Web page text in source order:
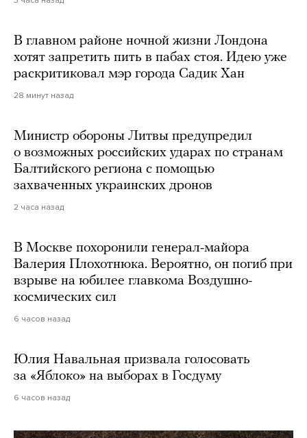
В главном районе ночной жизни Лондона
хотят запретить пить в пабах стоя. Идею уже
раскритиковал мэр города Садик Хан
28 минут назад
Министр обороны Литвы предупредил
о возможных российских ударах по странам
Балтийского региона с помощью
захваченных украинских дронов
2 часа назад
В Москве похоронили генерал-майора
Валерия Плохотнюка. Вероятно, он погиб при
взрыве на юбилее главкома Воздушно-
космических сил
6 часов назад
Юлия Навальная призвала голосовать
за «Яблоко» на выборах в Госдуму
6 часов назад